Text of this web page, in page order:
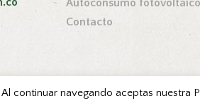
Autoconsumo fotovoltaico
Contacto
continuar navegando aceptas nuestra